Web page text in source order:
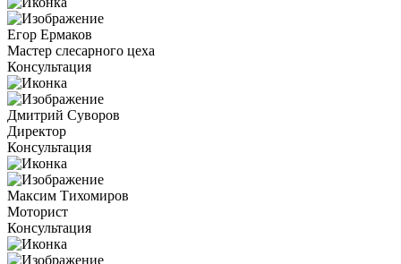
Егор Ермаков
Мастер слесарного цеха
Консультация
Дмитрий Суворов
Директор
Консультация
Максим Тихомиров
Моторист
Консультация